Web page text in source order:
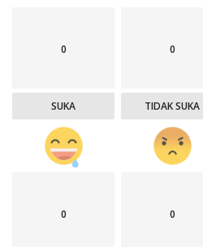
0
SUKA
0
TIDAK SUKA
0 0